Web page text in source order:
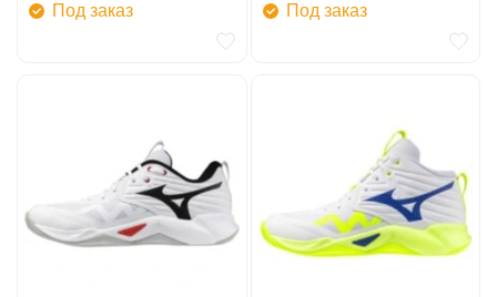
Под заказ Под заказ